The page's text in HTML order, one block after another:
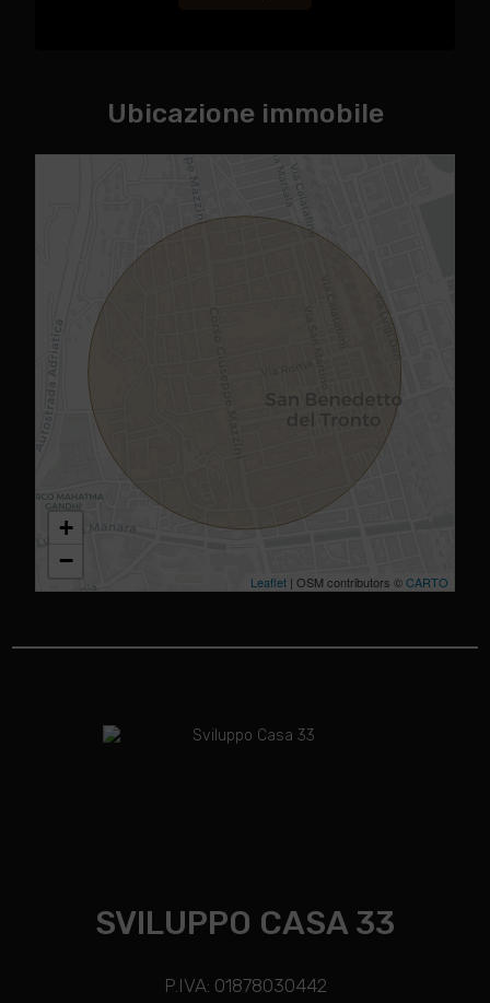
Ubicazione immobile
+
−
Leaflet| OSM contributors ©CARTO
SVILUPPO CASA 33
P.IVA: 01878030442